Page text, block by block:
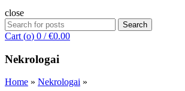
close
Search
for:
Search
Cart (o) 0 / €0.00
Nekrologai
Home » Nekrologai »